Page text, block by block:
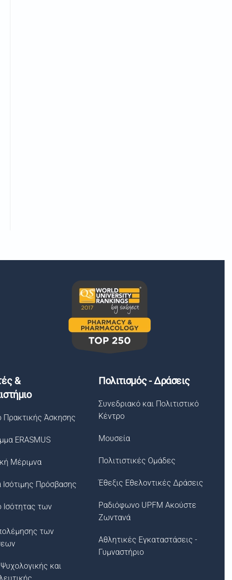
&
Πρακτικής Άσκησης
ERASMUS
Μέριμνα
Πρόσβασης
Ισότητας των
των
και
Πολιτισμός - Δράσεις
Συνεδριακό και Πολιτιστικό
Κέντρο
Μουσεία
Πολιτιστικές Ομάδες
Έθεξις Εθελοντικές Δράσεις
Ραδιόφωνο UPFM Ακούστε
Ζωντανά
Αθλητικές Εγκαταστάσεις -
Γυμναστήριο